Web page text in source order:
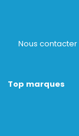
Nous contacter
Top marques